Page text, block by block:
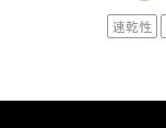
速乾性